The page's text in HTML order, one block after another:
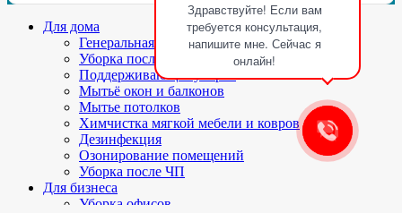
Здравствуйте! Если вам
требуется консультация,
напишите мне. Сейчас я
онлайн!
Для дома
Генеральная уборка
Уборка после ремонта
Поддерживающая уборка
Мытьё окон и балконов
Мытье потолков
Химчистка мягкой мебели и ковров
Дезинфекция
Озонирование помещений
Уборка после ЧП
Для бизнеса
Уборка офисов